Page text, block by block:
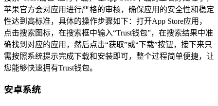
苹果官方会对应用进行严格的审核，确保应用的安全性和稳定
性达到高标准，具体的操作步骤如下：打开App Store应用，
点击搜索图标，在搜索框中输入“Trust钱包”，在搜索结果中准
确找到对应的应用，然后点击“获取”或“下载”按钮，接下来只
需按照系统提示完成下载和安装即可，整个过程简单便捷，让
您能够快速拥有Trust钱包。
安卓系统